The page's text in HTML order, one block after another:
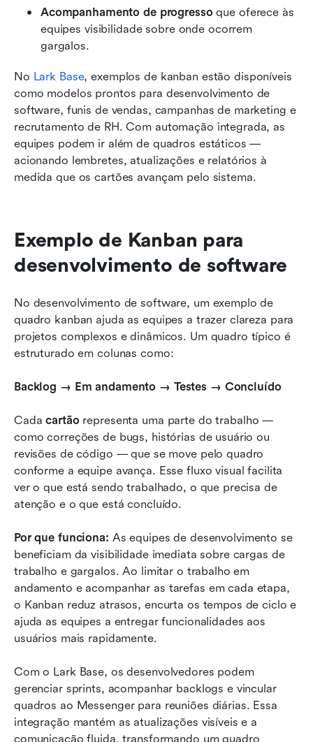
Acompanhamento de progresso que oferece às
equipes visibilidade sobre onde ocorrem
gargalos.
No Lark Base, exemplos de kanban estão disponíveis
como modelos prontos para desenvolvimento de
software, funis de vendas, campanhas de marketing e
recrutamento de RH. Com automação integrada, as
equipes podem ir além de quadros estáticos —
acionando lembretes, atualizações e relatórios à
medida que os cartões avançam pelo sistema.
Exemplo de Kanban para
desenvolvimento de software
No desenvolvimento de software, um exemplo de
quadro kanban ajuda as equipes a trazer clareza para
projetos complexos e dinâmicos. Um quadro típico é
estruturado em colunas como:
Backlog → Em andamento → Testes → Concluído
Cada cartão representa uma parte do trabalho —
como correções de bugs, histórias de usuário ou
revisões de código — que se move pelo quadro
conforme a equipe avança. Esse fluxo visual facilita
ver o que está sendo trabalhado, o que precisa de
atenção e o que está concluído.
Por que funciona: As equipes de desenvolvimento se
beneficiam da visibilidade imediata sobre cargas de
trabalho e gargalos. Ao limitar o trabalho em
andamento e acompanhar as tarefas em cada etapa,
o Kanban reduz atrasos, encurta os tempos de ciclo e
ajuda as equipes a entregar funcionalidades aos
usuários mais rapidamente.
Com o Lark Base, os desenvolvedores podem
gerenciar sprints, acompanhar backlogs e vincular
quadros ao Messenger para reuniões diárias. Essa
integração mantém as atualizações visíveis e a
comunicação fluida, transformando um quadro